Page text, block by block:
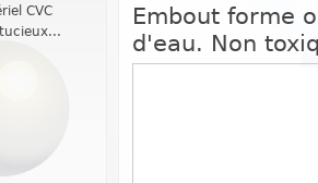
CVC
Embout forme
d'eau. Non